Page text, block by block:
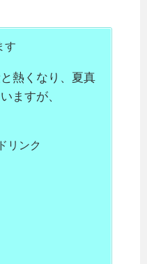
す
熱くなり、夏真
ますが、
リンク